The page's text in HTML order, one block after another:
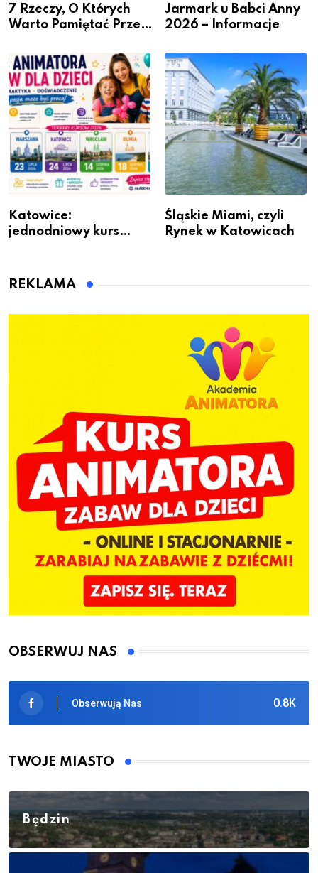
7 Rzeczy, O Których
Warto Pamiętać Przed
Jarmark u Babci Anny
2026 – Informacje
Katowice:
jednodniowy kurs
dzieci
Śląskie Miami, czyli
Rynek w Katowicach
REKLAMA
OBSERWUJ NAS
0.8K
Obserwują Nas
TWOJE MIASTO
Będzin